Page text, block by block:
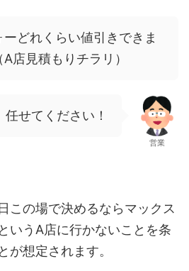
ーどれくらい値引きできま
店見積もりチラリ）
任せてください！
営業
この場で決めるならマックス
いうA店に行かないことを条
が想定されます。